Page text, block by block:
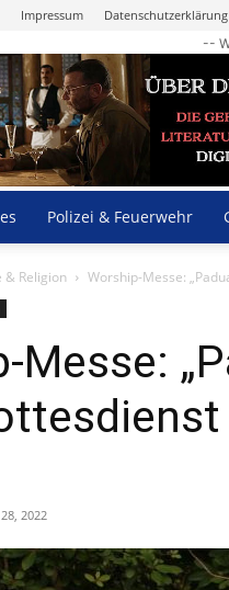
Impressum Datenschutzerklärung
--
Polizei & Feuerwehr
& Religion Worship-Messe:
Messe:
2022